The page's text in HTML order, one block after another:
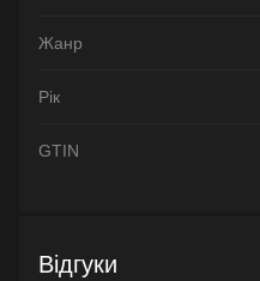
Жанр
Рік
GTIN
Відгуки